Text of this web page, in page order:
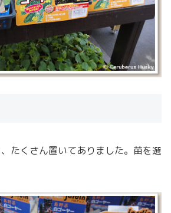
たくさん置いてありました。苗を選